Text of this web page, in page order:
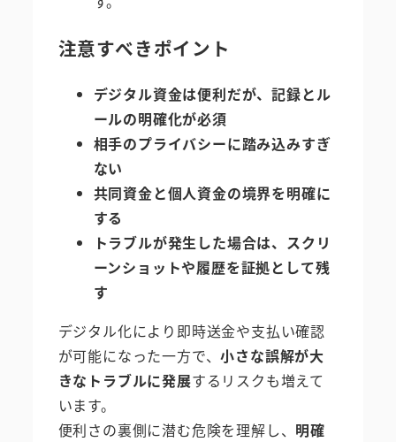
注意すべきポイント
デジタル資金は便利だが、記録とル
ールの明確化が必須
相手のプライバシーに踏み込みすぎ
ない
共同資金と個人資金の境界を明確に
する
トラブルが発生した場合は、スクリ
ーンショットや履歴を証拠として残
す
デジタル化により即時送金や支払い確認
が可能になった一方で、小さな誤解が大
きなトラブルに発展するリスクも増えて
います。
便利さの裏側に潜む危険を理解し、 明確